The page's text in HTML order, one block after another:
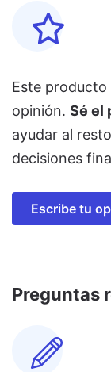
Este producto
opinión. Sé el
ayudar al
decisiones
Escribe tu
Preguntas